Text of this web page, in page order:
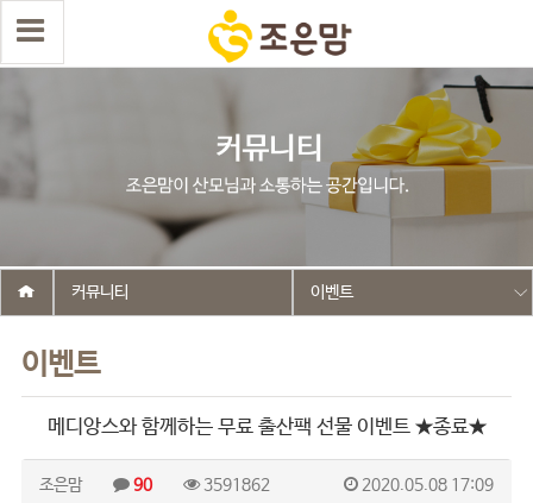
이벤트
커뮤니티 이벤트
메디앙스와 함께하는 무료 출산팩 선물 이벤트 ★종료★
조은맘 90 3591862 2020.05.08 17:09